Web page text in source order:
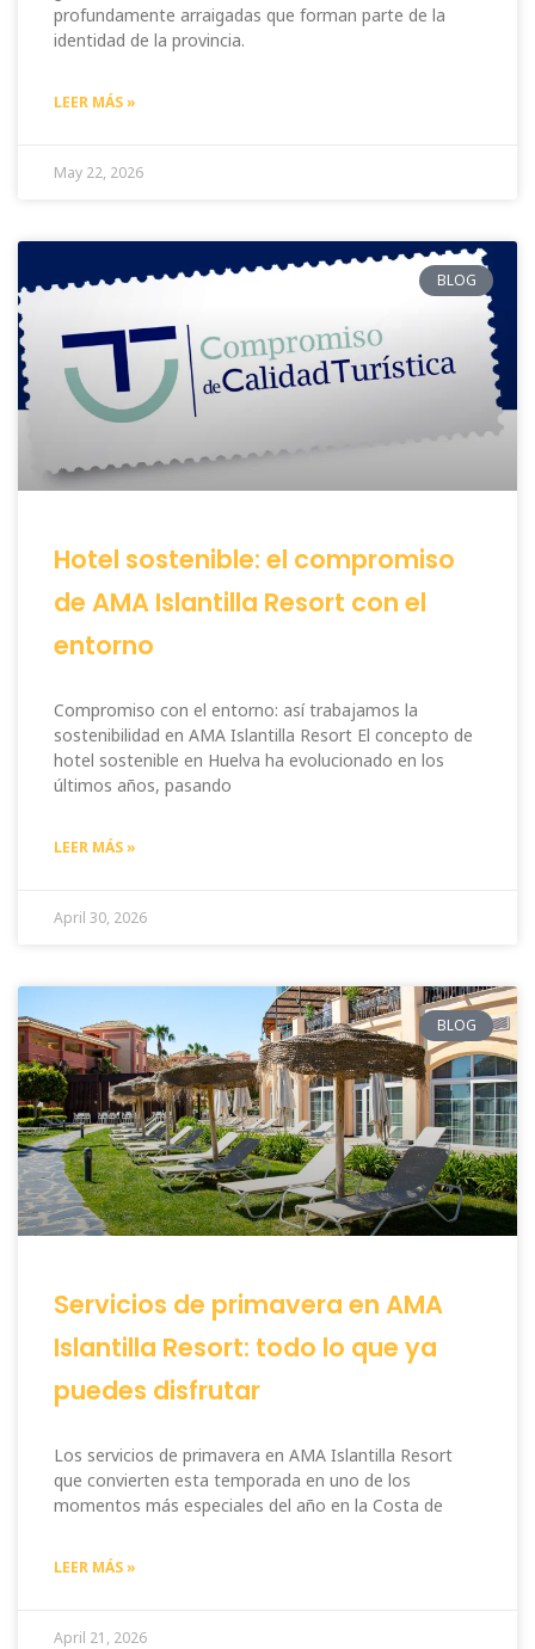
profundamente arraigadas que forman parte de la
identidad de la provincia.
LEER MÁS »
May 22, 2026
BLOG
Hotel sostenible: el compromiso
de AMA Islantilla Resort con el
entorno
Compromiso con el entorno: así trabajamos la
sostenibilidad en AMA Islantilla Resort El concepto de
hotel sostenible en Huelva ha evolucionado en los
últimos años, pasando
LEER MÁS »
April 30, 2026
BLOG
Servicios de primavera en AMA
Islantilla Resort: todo lo que ya
puedes disfrutar
Los servicios de primavera en AMA Islantilla Resort
que convierten esta temporada en uno de los
momentos más especiales del año en la Costa de
LEER MÁS »
April 21, 2026